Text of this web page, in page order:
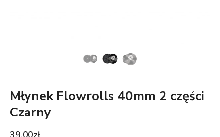
Młynek Flowrolls 40mm 2 części
Czarny
39.00zł